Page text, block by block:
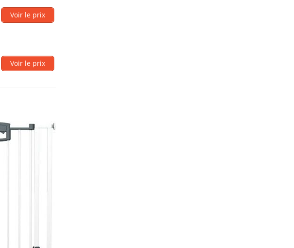
Voir le prix
Voir le prix